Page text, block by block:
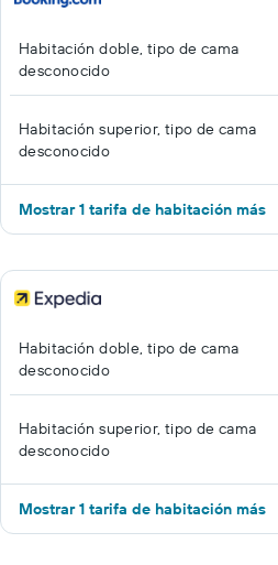
Habitación doble, tipo de cama
desconocido
Habitación superior, tipo de cama
desconocido
Mostrar 1 tarifa de habitación más
Habitación doble, tipo de cama
desconocido
Habitación superior, tipo de cama
desconocido
Mostrar 1 tarifa de habitación más